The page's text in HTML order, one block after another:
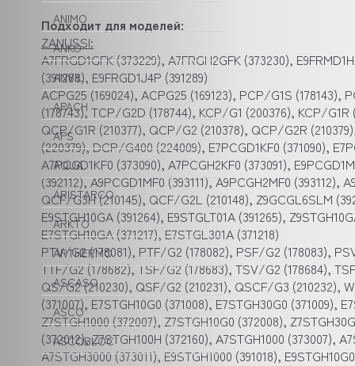
ANIMO
ANKO
ANVIL
APACH
APS
AQUA
ARISTARCO
ARKTO
ARTHERMO
ASCASO
ASCO
ASCOBLOC
Подходит для моделей:
ZANUSSI:
A7FRGD1GFK (373229), A7FRGH2GFK (373230),
(391288), E9FRGD1J4P (391289)
ACPG25 (169024), ACPG25 (169123), PCP/G1S
(178743), TCP/G2D (178744), KCP/G1 (200376), KCP/
QCP/G1R (210377), QCP/G2 (210378), QCP/G2R
(220379), DCP/G400 (224009), E7PCGD1KF0 (371090),
A7PCGD1KF0 (373090), A7PCGH2KF0 (373091),
(392112), A9PCGD1MF0 (393111), A9PCGH2MF0 (393112),
QCF/G3H (210145), QCF/G2L (210148), Z9GCGL6SLM
E9STGH10GA (391264), E9STGLT01A (391265),
E7STGH10GA (371217), E7STGL301A (371218)
PTV/G2 (178081), PTF/G2 (178082), PSF/G2 (178083),
TTF/G2 (178682), TSF/G2 (178683), TSV/G2 (178684),
QS/G2 (210230), QSF/G2 (210231), QSCF/G3 (210232),
(371007), E7STGH10G0 (371008), E7STGH30G0 (371009),
Z7STGH1000 (372007), Z7STGH10G0 (372008),
(372012), Z7STGH100H (372160), A7STGH1000 (373007),
A7STGH3000 (373011), E9STGH1000 (391018),